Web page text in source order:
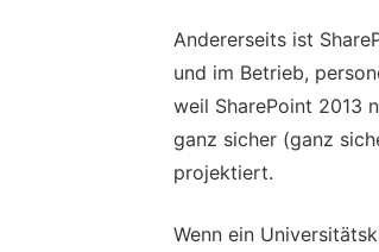
Andererseits ist
und im Betrieb,
weil SharePoint 2013
ganz sicher (ganz
projektiert.
Wenn ein